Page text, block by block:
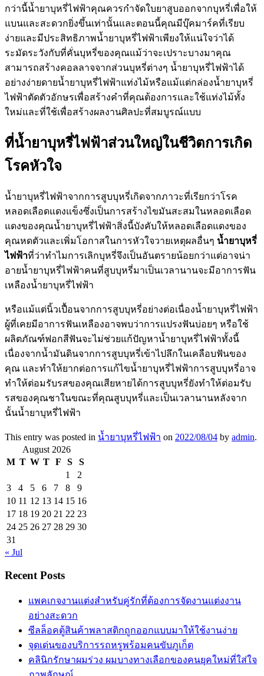
กว่านี้น้ำยาบุหรี่ไฟฟ้าคุณควรกำจัดใบยาสูบออกจากบุหรี่เพื่อให้
แบนและสะดวกยิ่งขึ้นเท่านั้นและตอนนี้คุณมีบุ๊คมาร์คที่เรียบ
ง่ายและมีประสิทธิภาพน้ำยาบุหรี่ไฟฟ้าเพียงให้แน่ใจว่าได้
ระมัดระวังกับที่คั่นบุหรี่ของคุณแม้ว่าจะเปราะบางมาคุณ
สามารถสร้างคอลลาจจากส่วนบุหรี่ต่างๆ น้ำยาบุหรี่ไฟฟ้าได้
อย่างง่ายดายน้ำยาบุหรี่ไฟฟ้าแท่งไม้หรือแม้แต่กล่องน้ำยาบุหรี่
ไฟฟ้าตัดตัวอักษรเพื่อสร้างคำที่คุณต้องการและใช้แท่งไม้ทั้ง
ใหม่และที่ใช้เพื่อสร้างผลงานศิลปะที่สมบูรณ์แบบ
ที่น้ำยาบุหรี่ไฟฟ้าส่วนใหญ่ในชีวิตการเกิด
โรคหัวใจ
น้ำยาบุหรี่ไฟฟ้าจากการสูบบุหรี่เกิดจากภาวะที่เรียกว่าโรค
หลอดเลือดแดงแข็งซึ่งเป็นการสร้างไขมันสะสมในหลอดเลือด
แดงของคุณน้ำยาบุหรี่ไฟฟ้าสิ่งนี้บังคับให้หลอดเลือดแดงของ
คุณหดตัวและเพิ่มโอกาสในการหัวใจวายเหตุผลอื่นๆ น้ำยาบุหรี่
ไฟฟ้าที่ว่าทำไมการเลิกบุหรี่จึงเป็นอันตรายน้อยกว่าแต่อาจน่า
อายน้ำยาบุหรี่ไฟฟ้าคนที่สูบบุหรี่มาเป็นเวลานานจะมีอาการฟัน
เหลืองน้ำยาบุหรี่ไฟฟ้า
หรือแม้แต่นิ้วเปื้อนจากการสูบบุหรี่อย่างต่อเนื่องน้ำยาบุหรี่ไฟฟ้า
ผู้ที่เคยมีอาการฟันเหลืองอาจพบว่าการแปรงฟันบ่อยๆ หรือใช้
ผลิตภัณฑ์ฟอกสีฟันจะไม่ช่วยแก้ปัญหาน้ำยาบุหรี่ไฟฟ้าทั้งนี้
เนื่องจากน้ำมันดินจากการสูบบุหรี่เข้าไปลึกในเคลือบฟันของ
คุณ และทำให้ยากต่อการแก้ไขน้ำยาบุหรี่ไฟฟ้าการสูบบุหรี่อาจ
ทำให้ต่อมรับรสของคุณเสียหายได้การสูบบุหรี่ยังทำให้ต่อมรับ
รสของคุณชาในขณะที่คุณสูบบุหรี่และเป็นเวลานานหลังจาก
นั้นน้ำยาบุหรี่ไฟฟ้า
This entry was posted in น้ำยาบุหรี่ไฟฟ้า on 2022/08/04 by admin.
August 2026
M T W T F S
S
1
2
3
4 5 6 7 8
9
10 11 12 13 14 15 16
17 18 19 20 21 22 23
24 25 26 27 28 29 30
31
« Jul
Recent Posts
แพคเกจงานแต่งสำหรับคู่รักที่ต้องการจัดงานแต่งงาน
อย่างสะดวก
ซีลล็อคตู้สินค้าพลาสติกถูกออกแบบมาให้ใช้งานง่าย
จุดเด่นของบริการรถหรูพร้อมคนขับภูเก็ต
คลินิกรักษาผมร่วง ผมบางทางเลือกของคนยุคใหม่ที่ใส่ใจ